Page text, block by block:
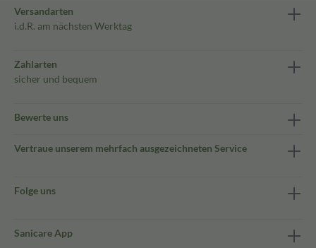
Versandarten
i.d.R. am nächsten Werktag
Zahlarten
sicher und bequem
Bewerte uns
Vertraue unserem mehrfach ausgezeichneten Service
Folge uns
Sanicare App